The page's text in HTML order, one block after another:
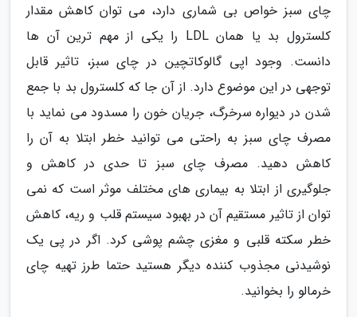
چای سبز خواص بی شماری دارد، می توان کاهش مقدار
کلسترول بد یا همان LDL را یکی از مهم ترین آن ها
دانست. وجود اپی گالوکاتچین در چای سبز، تاثیر قابل
توجهی در این موضوع دارد. از آن جا که کلسترول بد با جمع
شدن در دیواره سرخرگ، جریان خون را مسدود می نماید با
مصرف چای سبز به راحتی می توانید خطر ابتلا به آن را
کاهش دهید. مصرف چای سبز تا حدی در کاهش و
جلوگیری از ابتلا به بیماری های مختلف موثر است که نمی
توان از تاثیر مستقیم آن در بهبود سیستم قلب و ریه، کاهش
خطر سکته قلبی و مغزی چشم پوشی کرد. اگر در پی یک
نوشیدنی مجذوب کننده دیگر هستید حتما طرز تهیه چای
خرمالو را بخوانید.